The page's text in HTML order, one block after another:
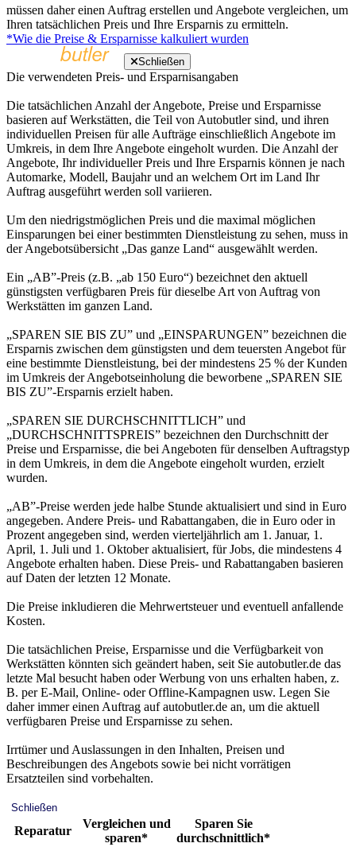
müssen daher einen Auftrag erstellen und Angebote vergleichen, um
Ihren tatsächlichen Preis und Ihre Ersparnis zu ermitteln.
*Wie die Preise & Ersparnisse kalkuliert wurden
Schließen
Die verwendeten Preis- und Ersparnisangaben
Die tatsächlichen Anzahl der Angebote, Preise und Ersparnisse
basieren auf Werkstätten, die Teil von Autobutler sind, und ihren
individuellen Preisen für alle Aufträge einschließlich Angebote im
Umkreis, in dem Ihre Angebote eingeholt wurden. Die Anzahl der
Angebote, Ihr individueller Preis und Ihre Ersparnis können je nach
Automarke, Modell, Baujahr und an welchem Ort im Land Ihr
Auftrag ausgeführt werden soll variieren.
Um den niedrigstmöglichen Preis und die maximal möglichen
Einsparungen bei einer bestimmten Dienstleistung zu sehen, muss in
der Angebotsübersicht „Das ganze Land“ ausgewählt werden.
Ein „AB”-Preis (z.B. „ab 150 Euro“) bezeichnet den aktuell
günstigsten verfügbaren Preis für dieselbe Art von Auftrag von
Werkstätten im ganzen Land.
„SPAREN SIE BIS ZU” und „EINSPARUNGEN” bezeichnen die
Ersparnis zwischen dem günstigsten und dem teuersten Angebot für
eine bestimmte Dienstleistung, bei der mindestens 25 % der Kunden
im Umkreis der Angebotseinholung die beworbene „SPAREN SIE
BIS ZU”-Ersparnis erzielt haben.
„SPAREN SIE DURCHSCHNITTLICH” und
„DURCHSCHNITTSPREIS” bezeichnen den Durchschnitt der
Preise und Ersparnisse, die bei Angeboten für denselben Auftragstyp
in dem Umkreis, in dem die Angebote eingeholt wurden, erzielt
wurden.
„AB”-Preise werden jede halbe Stunde aktualisiert und sind in Euro
angegeben. Andere Preis- und Rabattangaben, die in Euro oder in
Prozent angegeben sind, werden vierteljährlich am 1. Januar, 1.
April, 1. Juli und 1. Oktober aktualisiert, für Jobs, die mindestens 4
Angebote erhalten haben. Diese Preis- und Rabattangaben basieren
auf Daten der letzten 12 Monate.
Die Preise inkludieren die Mehrwertsteuer und eventuell anfallende
Kosten.
Die tatsächlichen Preise, Ersparnisse und die Verfügbarkeit von
Werkstätten könnten sich geändert haben, seit Sie autobutler.de das
letzte Mal besucht haben oder Werbung von uns erhalten haben, z.
B. per E-Mail, Online- oder Offline-Kampagnen usw. Legen Sie
daher immer einen Auftrag auf autobutler.de an, um die aktuell
verfügbaren Preise und Ersparnisse zu sehen.
Irrtümer und Auslassungen in den Inhalten, Preisen und
Beschreibungen des Angebots sowie bei nicht vorrätigen
Ersatzteilen sind vorbehalten.
Schließen
Reparatur
Vergleichen und
sparen*
Sparen Sie
durchschnittlich*